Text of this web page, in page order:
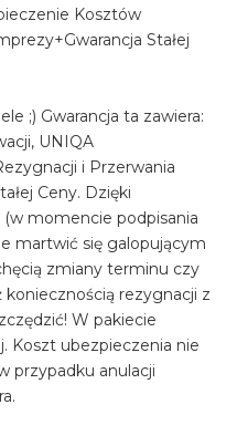
Kosztów
Stałej
;) Gwarancja ta zawiera:
UNIQA
i Przerwania
Ceny. Dzięki
momencie podpisania
martwić się galopującym
zmiany terminu czy
koniecznością rezygnacji z
W pakiecie
Koszt ubezpieczenia nie
przypadku anulacji